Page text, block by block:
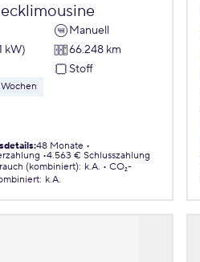
Manuell
kW)
66.248 km
Stoff
:48 Monate
4.563 € Schlusszahlung
(kombiniert): k.A.
CO₂-
: k.A.